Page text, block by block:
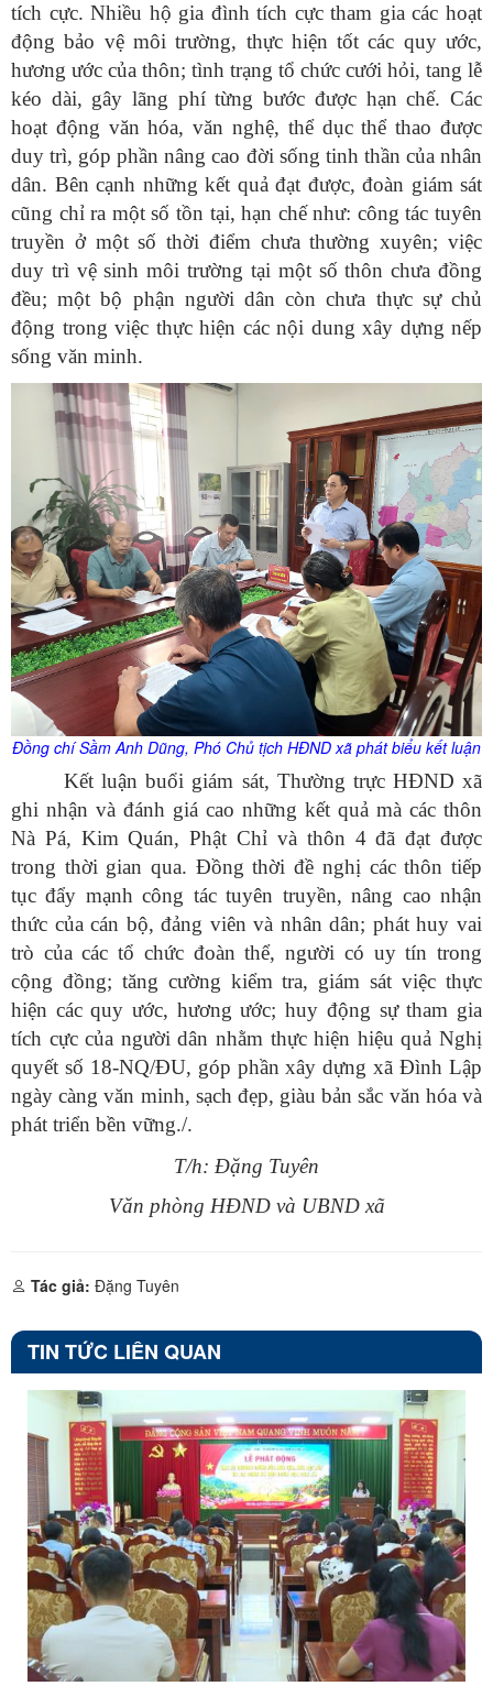
tích cực. Nhiều hộ gia đình tích cực tham gia các hoạt
động bảo vệ môi trường, thực hiện tốt các quy ước,
hương ước của thôn; tình trạng tổ chức cưới hỏi, tang lễ
kéo dài, gây lãng phí từng bước được hạn chế. Các
hoạt động văn hóa, văn nghệ, thể dục thể thao được
duy trì, góp phần nâng cao đời sống tinh thần của nhân
dân. Bên cạnh những kết quả đạt được, đoàn giám sát
cũng chỉ ra một số tồn tại, hạn chế như: công tác tuyên
truyền ở một số thời điểm chưa thường xuyên; việc
duy trì vệ sinh môi trường tại một số thôn chưa đồng
đều; một bộ phận người dân còn chưa thực sự chủ
động trong việc thực hiện các nội dung xây dựng nếp
sống văn minh.
Đồng chí Sầm Anh Dũng, Phó Chủ tịch HĐND xã phát biểu kết luận
Kết luận buổi giám sát, Thường trực HĐND xã
ghi nhận và đánh giá cao những kết quả mà các thôn
Nà Pá, Kim Quán, Phật Chỉ và thôn 4 đã đạt được
trong thời gian qua. Đồng thời đề nghị các thôn tiếp
tục đẩy mạnh công tác tuyên truyền, nâng cao nhận
thức của cán bộ, đảng viên và nhân dân; phát huy vai
trò của các tổ chức đoàn thể, người có uy tín trong
cộng đồng; tăng cường kiểm tra, giám sát việc thực
hiện các quy ước, hương ước; huy động sự tham gia
tích cực của người dân nhằm thực hiện hiệu quả Nghị
quyết số 18-NQ/ĐU, góp phần xây dựng xã Đình Lập
ngày càng văn minh, sạch đẹp, giàu bản sắc văn hóa và
phát triển bền vững./.
T/h: Đặng Tuyên
Văn phòng HĐND và UBND xã
Tác giả: Đặng Tuyên
TIN TỨC LIÊN QUAN